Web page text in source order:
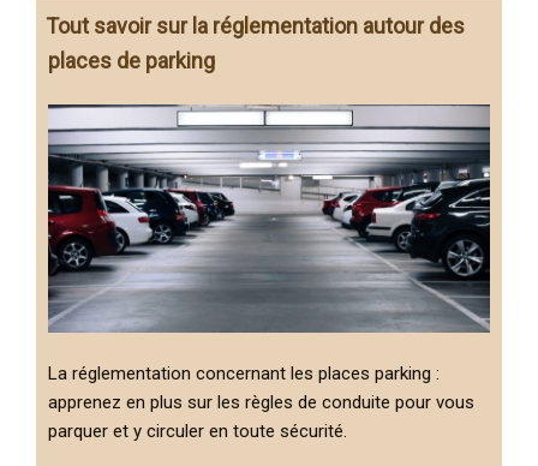
Tout savoir sur la réglementation autour des
places de parking
La réglementation concernant les places parking :
apprenez en plus sur les règles de conduite pour vous
parquer et y circuler en toute sécurité.